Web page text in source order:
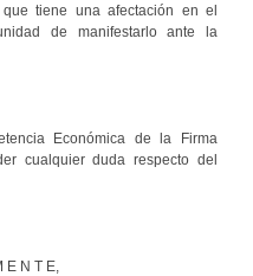
tiene una afectación en el
de manifestarlo ante la
Económica de la Firma
cualquier duda respecto del
E N T E,